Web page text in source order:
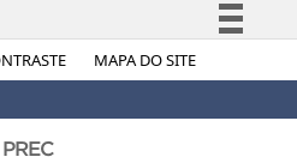
MAPA DO SITE
Simplifique!
PREC